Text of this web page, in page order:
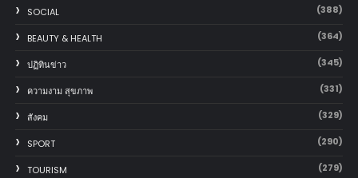
SOCIAL (388)
BEAUTY & HEALTH (364)
ปฏิทินข่าว (345)
ความงาม สุขภาพ (331)
สังคม (329)
SPORT (290)
TOURISM (279)